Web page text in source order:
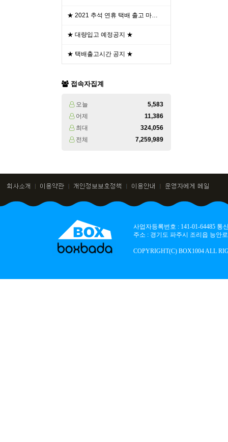
★ 2021 추석 연휴 택배 출고 마…
★ 대량입고 예정공지 ★
★ 택배출고시간 공지 ★
접속자집계
오늘
5,583
어제
11,386
최대
324,056
전체
7,259,989
사업자등록번호 : 141-01-64485
주소 : 경기도 파주시 조리읍 능안
COPYRIGHT(C) BOX1004 ALL